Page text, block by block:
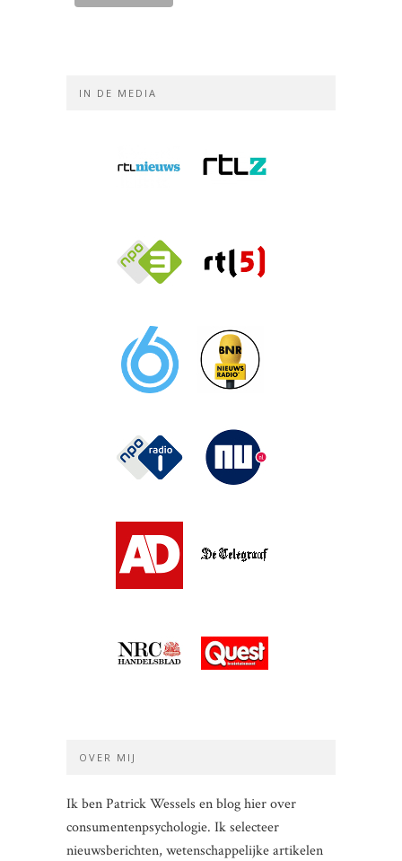
IN DE MEDIA
OVER MIJ
Ik ben Patrick Wessels en blog hier over
consumentenpsychologie. Ik selecteer
nieuwsberichten, wetenschappelijke artikelen